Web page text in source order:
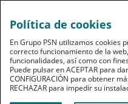
Política de cookies
En Grupo PSN utilizamos cookies
correcto funcionamiento de la
funcionalidades, así como con
Puede pulsar en ACEPTAR para
CONFIGURACIÓN para obtener
RECHAZAR para impedir su